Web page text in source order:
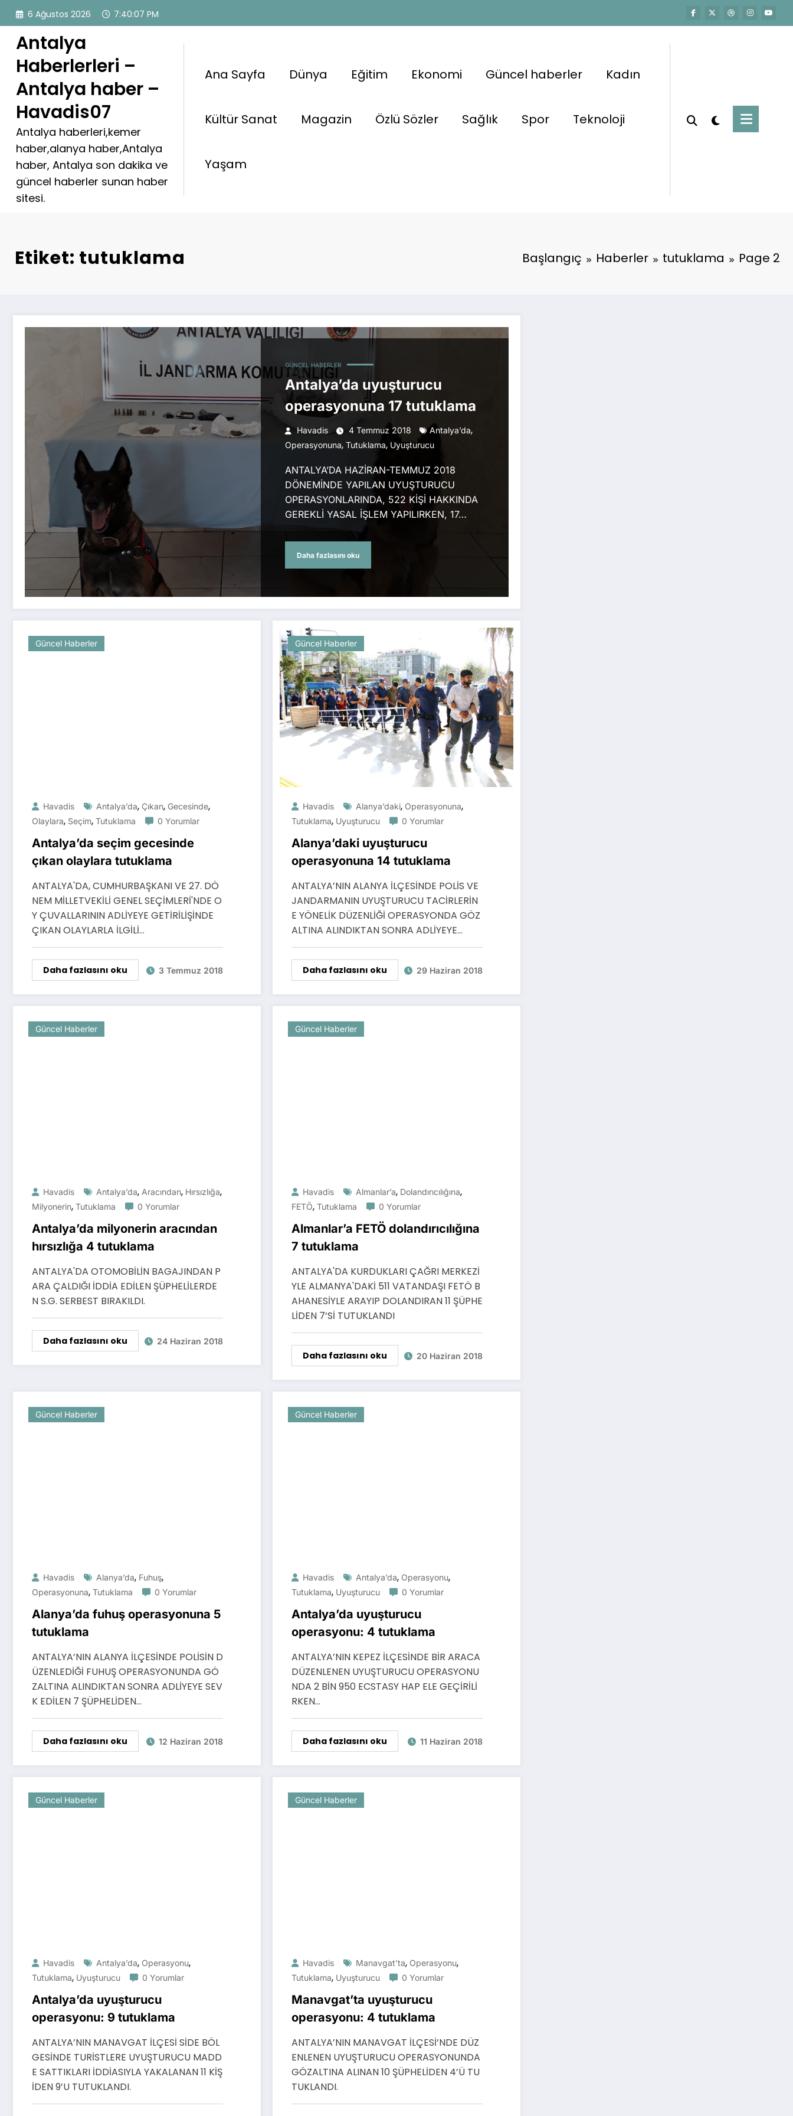
İçeriğe
atla
6 Ağustos 2026 7:40:08 PM
Antalya
Haberlerleri –
Antalya haber –
Havadis07
Antalya haberleri,kemer
haber,alanya haber,Antalya
haber, Antalya son dakika ve
güncel haberler sunan haber
sitesi.
Ana Sayfa Dünya Eğitim Ekonomi Güncel haberler Kadın
Kültür Sanat Magazin Özlü Sözler Sağlık Spor Teknoloji
Yaşam
Etiket: tutuklama Başlangıç Haberler tutuklama Page 2
GÜNCEL HABERLER
Antalya’da uyuşturucu
operasyonuna 17 tutuklama
Havadis 4 Temmuz 2018 Antalya’da,
Operasyonuna, Tutuklama, Uyuşturucu
ANTALYA’DA HAZİRAN-TEMMUZ 2018
DÖNEMİNDE YAPILAN UYUŞTURUCU
OPERASYONLARINDA, 522 KİŞİ HAKKINDA
GEREKLİ YASAL İŞLEM YAPILIRKEN, 17…
Daha fazlasını oku
Güncel Haberler
Havadis Antalya’da, Çıkan, Gecesinde,
Olaylara, Seçim, Tutuklama 0 Yorumlar
Antalya’da seçim gecesinde
çıkan olaylara tutuklama
ANTALYA'DA, CUMHURBAŞKANI VE 27. DÖ
NEM MİLLETVEKİLİ GENEL SEÇİMLERİ'NDE O
Y ÇUVALLARININ ADLİYEYE GETİRİLİŞİNDE
ÇIKAN OLAYLARLA İLGİLİ…
Daha fazlasını oku 3 Temmuz 2018
Güncel Haberler
Havadis Alanya’daki, Operasyonuna,
Tutuklama, Uyuşturucu 0 Yorumlar
Alanya’daki uyuşturucu
operasyonuna 14 tutuklama
ANTALYA’NIN ALANYA İLÇESİNDE POLİS VE
JANDARMANIN UYUŞTURUCU TACİRLERİN
E YÖNELİK DÜZENLİĞİ OPERASYONDA GÖZ
ALTINA ALINDIKTAN SONRA ADLİYEYE…
Daha fazlasını oku 29 Haziran 2018
Güncel Haberler
Havadis Antalya’da, Aracından, Hırsızlığa,
Milyonerin, Tutuklama 0 Yorumlar
Antalya’da milyonerin aracından
hırsızlığa 4 tutuklama
ANTALYA'DA OTOMOBİLİN BAGAJINDAN P
ARA ÇALDIĞI İDDİA EDİLEN ŞÜPHELİLERDE
N S.G. SERBEST BIRAKILDI.
Daha fazlasını oku 24 Haziran 2018
Güncel Haberler
Havadis Almanlar’a, Dolandırıcılığına,
FETÖ, Tutuklama 0 Yorumlar
Almanlar’a FETÖ dolandırıcılığına
7 tutuklama
ANTALYA'DA KURDUKLARI ÇAĞRI MERKEZİ
YLE ALMANYA'DAKİ 511 VATANDAŞI FETÖ B
AHANESİYLE ARAYIP DOLANDIRAN 11 ŞÜPHE
LİDEN 7’Sİ TUTUKLANDI
Daha fazlasını oku 20 Haziran 2018
Güncel Haberler
Havadis Alanya’da, Fuhuş,
Operasyonuna, Tutuklama 0 Yorumlar
Alanya’da fuhuş operasyonuna 5
tutuklama
ANTALYA’NIN ALANYA İLÇESİNDE POLİSİN D
ÜZENLEDİĞİ FUHUŞ OPERASYONUNDA GÖ
ZALTINA ALINDIKTAN SONRA ADLİYEYE SEV
K EDİLEN 7 ŞÜPHELİDEN…
Daha fazlasını oku 12 Haziran 2018
Güncel Haberler
Havadis Antalya’da, Operasyonu,
Tutuklama, Uyuşturucu 0 Yorumlar
Antalya’da uyuşturucu
operasyonu: 4 tutuklama
ANTALYA’NIN KEPEZ İLÇESİNDE BİR ARACA
DÜZENLENEN UYUŞTURUCU OPERASYONU
NDA 2 BİN 950 ECSTASY HAP ELE GEÇİRİLİ
RKEN…
Daha fazlasını oku 11 Haziran 2018
Güncel Haberler
Havadis Antalya’da, Operasyonu,
Tutuklama, Uyuşturucu 0 Yorumlar
Antalya’da uyuşturucu
operasyonu: 9 tutuklama
ANTALYA’NIN MANAVGAT İLÇESİ SİDE BÖL
GESİNDE TURİSTLERE UYUŞTURUCU MADD
E SATTIKLARI İDDİASIYLA YAKALANAN 11 KİŞ
İDEN 9’U TUTUKLANDI.
Güncel Haberler
Havadis Manavgat’ta, Operasyonu,
Tutuklama, Uyuşturucu 0 Yorumlar
Manavgat’ta uyuşturucu
operasyonu: 4 tutuklama
ANTALYA’NIN MANAVGAT İLÇESİ’NDE DÜZ
ENLENEN UYUŞTURUCU OPERASYONUNDA
GÖZALTINA ALINAN 10 ŞÜPHELİDEN 4’Ü TU
TUKLANDI.